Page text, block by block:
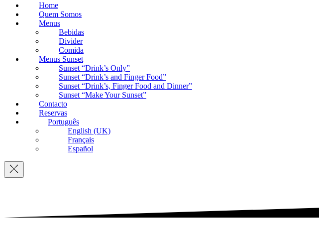
Home
Quem Somos
Menus
Bebidas
Divider
Comida
Menus Sunset
Sunset “Drink’s Only”
Sunset “Drink’s and Finger Food”
Sunset “Drink’s, Finger Food and Dinner”
Sunset “Make Your Sunset”
Contacto
Reservas
Português
English (UK)
Français
Español
Navigation